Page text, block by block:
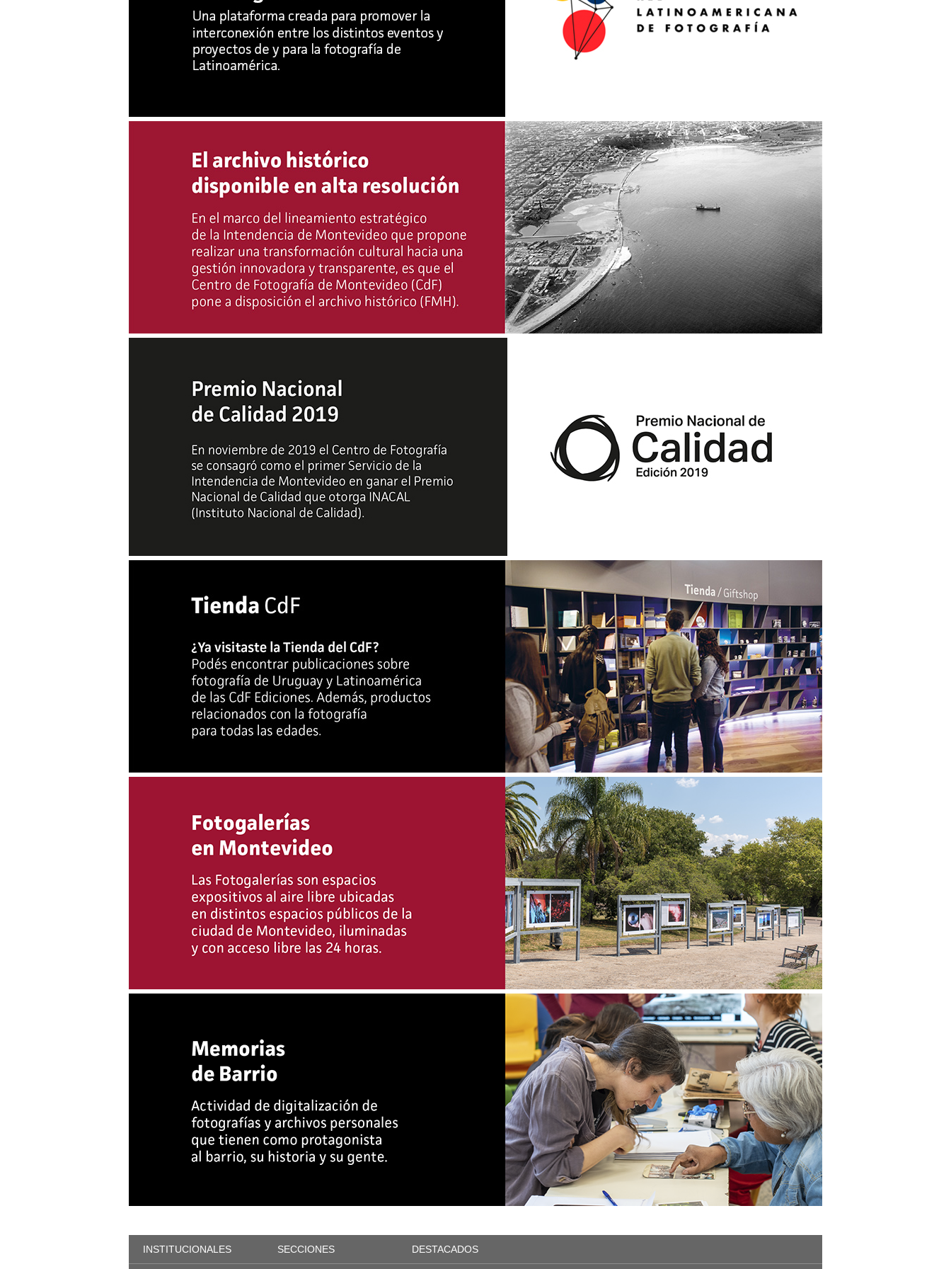
INSTITUCIONALES SECCIONES DESTACADOS